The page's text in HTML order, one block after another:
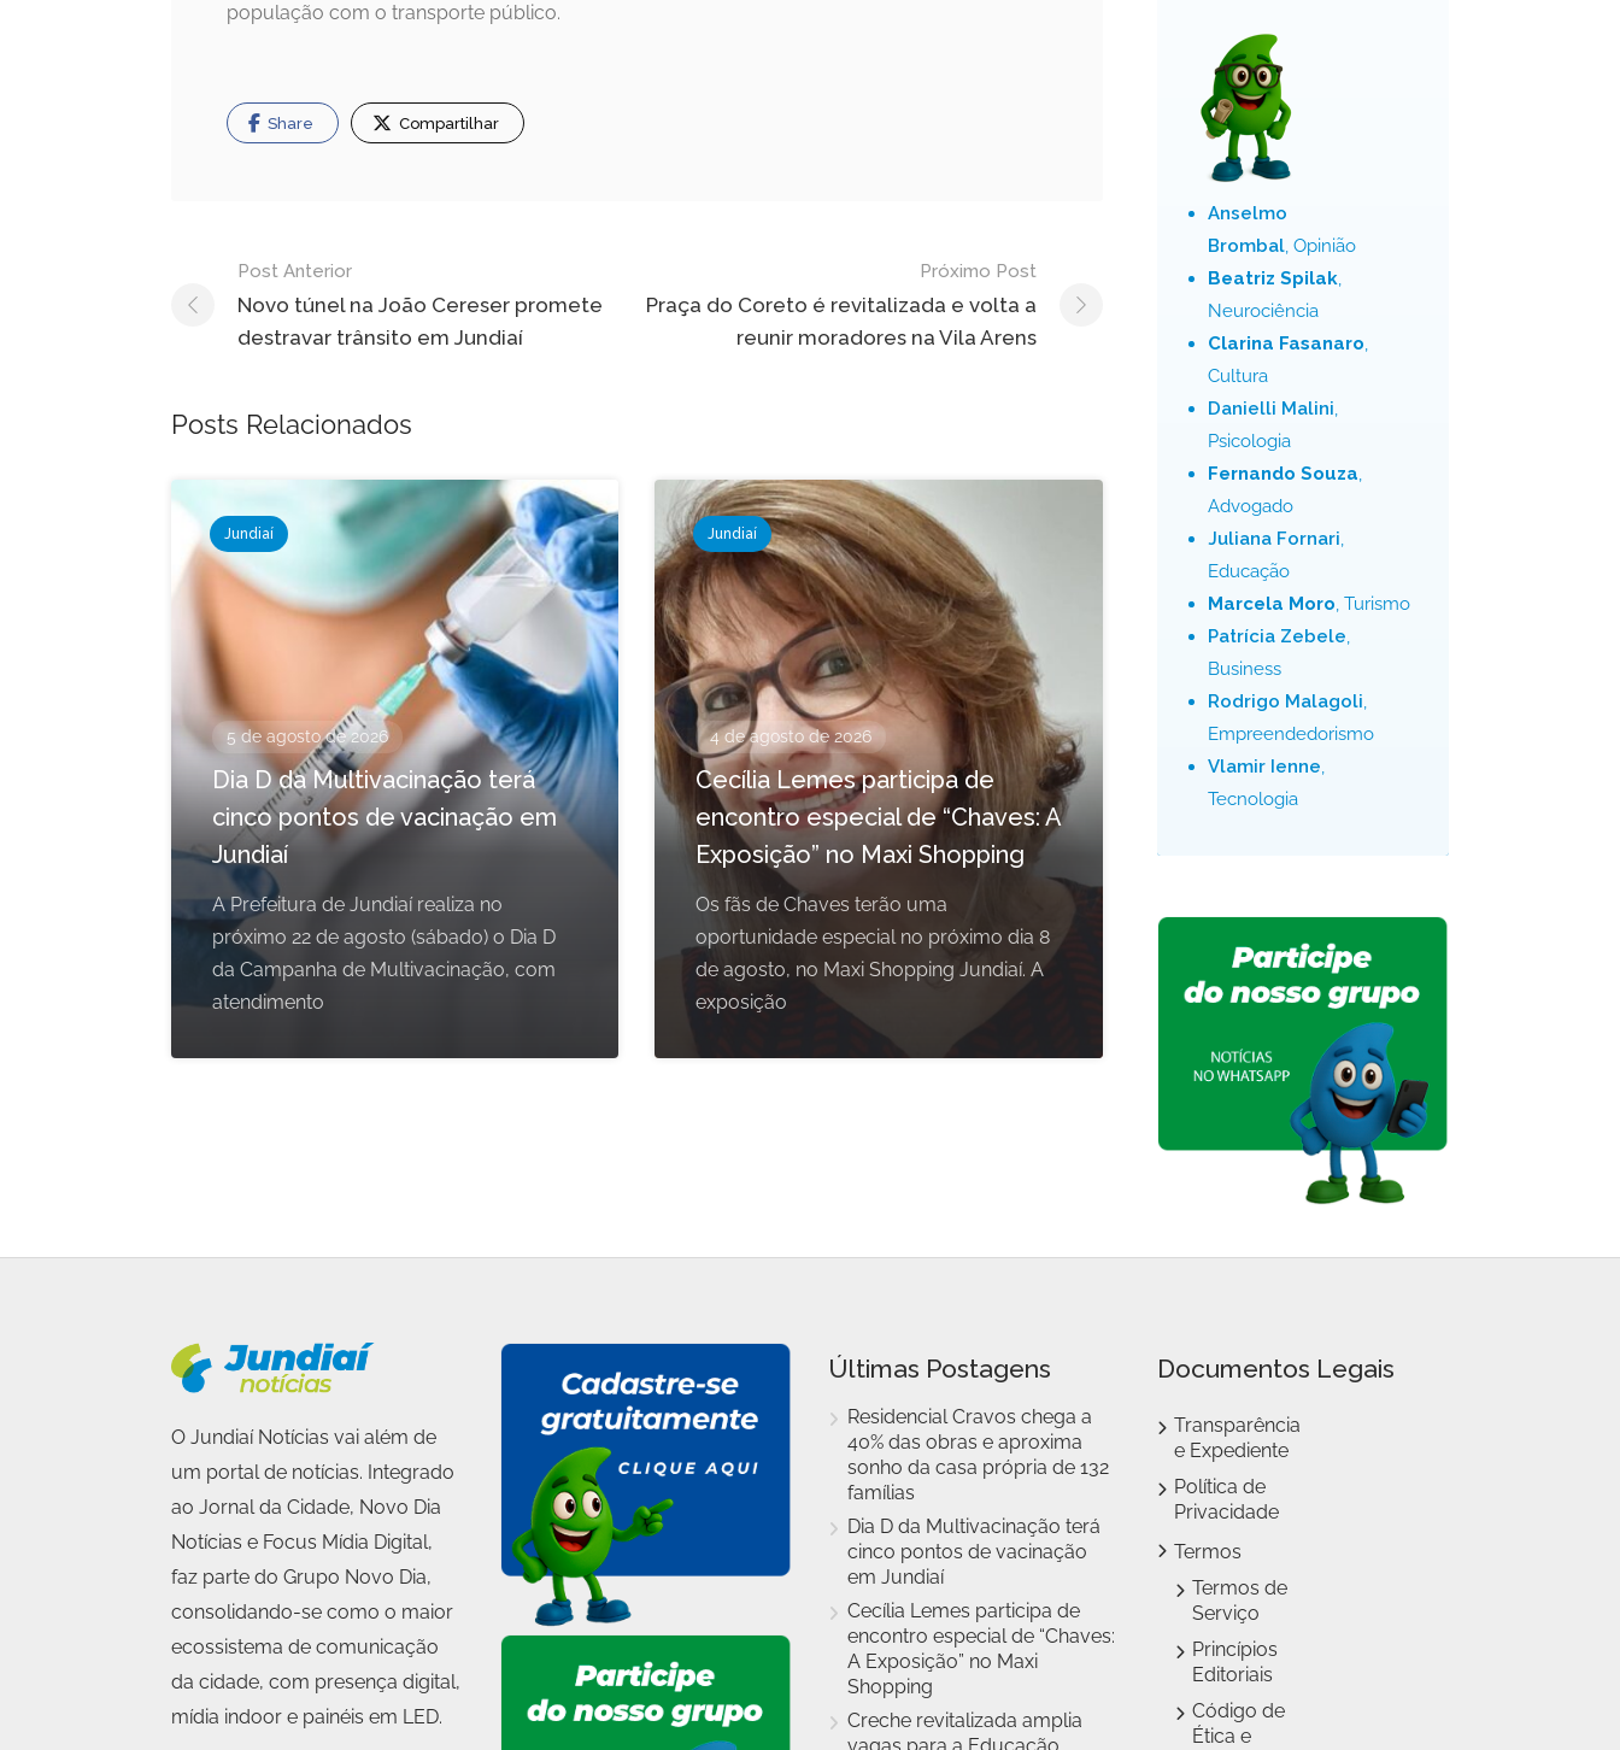
população com o transporte público.
Share Compartilhar
Navegação
de
Post
Post Anterior
Novo túnel na João Cereser promete
destravar trânsito em Jundiaí
Próximo Post
Praça do Coreto é revitalizada e volta a
reunir moradores na Vila Arens
Posts Relacionados
Jundiaí
5 de agosto de 2026
Dia D da Multivacinação terá
cinco pontos de vacinação em
Jundiaí
A Prefeitura de Jundiaí realiza no
próximo 22 de agosto (sábado) o Dia D
da Campanha de Multivacinação, com
atendimento
Jundiaí
4 de agosto de 2026
Cecília Lemes participa de
encontro especial de “Chaves: A
Exposição” no Maxi Shopping
Os fãs de Chaves terão uma
oportunidade especial no próximo dia 8
de agosto, no Maxi Shopping Jundiaí. A
exposição
Anselmo
Brombal, Opinião
Beatriz Spilak,
Neurociência
Clarina Fasanaro,
Cultura
Danielli Malini,
Psicologia
Fernando Souza,
Advogado
Juliana Fornari,
Educação
Marcela Moro, Turismo
Patrícia Zebele,
Business
Rodrigo Malagoli,
Empreendedorismo
Vlamir Ienne,
Tecnologia
O Jundiaí Notícias vai além de
um portal de notícias. Integrado
ao Jornal da Cidade, Novo Dia
Notícias e Focus Mídia Digital,
faz parte do Grupo Novo Dia,
consolidando-se como o maior
ecossistema de comunicação
da cidade, com presença digital,
mídia indoor e painéis em LED.
Últimas Postagens
Residencial Cravos chega a
40% das obras e aproxima
sonho da casa própria de 132
famílias
Dia D da Multivacinação terá
cinco pontos de vacinação
em Jundiaí
Cecília Lemes participa de
encontro especial de “Chaves:
A Exposição” no Maxi
Shopping
Creche revitalizada amplia
Documentos Legais
Transparência
e Expediente
Política de
Privacidade
Termos
Termos de
Serviço
Princípios
Editoriais
Código de
Ética e